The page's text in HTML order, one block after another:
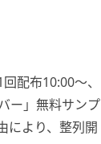
配布10:00〜、
ー」無料サンプ
により、整列開